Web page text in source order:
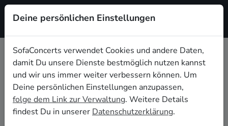
Registrieren
Welt- Hochzeitsbands buchen in
Bielefeld
Du bist auf der Suche nach einer Welt- Hochzeitsband
in Bielefeld für Deinen großen Tag? Dann bist du hier
Deine persönlichen Einstellungen
SofaConcerts verwendet Cookies und andere Daten,
damit Du unsere Dienste bestmöglich nutzen kannst
und wir uns immer weiter verbessern können. Um
Deine persönlichen Einstellungen anzupassen,
folge dem Link zur Verwaltung. Weitere Details
findest Du in unserer Datenschutzerklärung.